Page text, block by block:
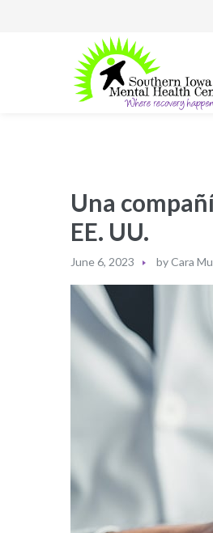
Una
EE. UU.
June 6, 2023 byCara